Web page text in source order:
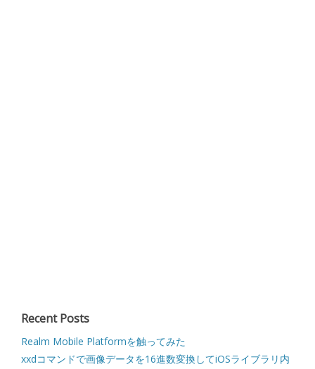
Recent Posts
Realm Mobile Platformを触ってみた
xxdコマンドで画像データを16進数変換してiOSライブラリ内